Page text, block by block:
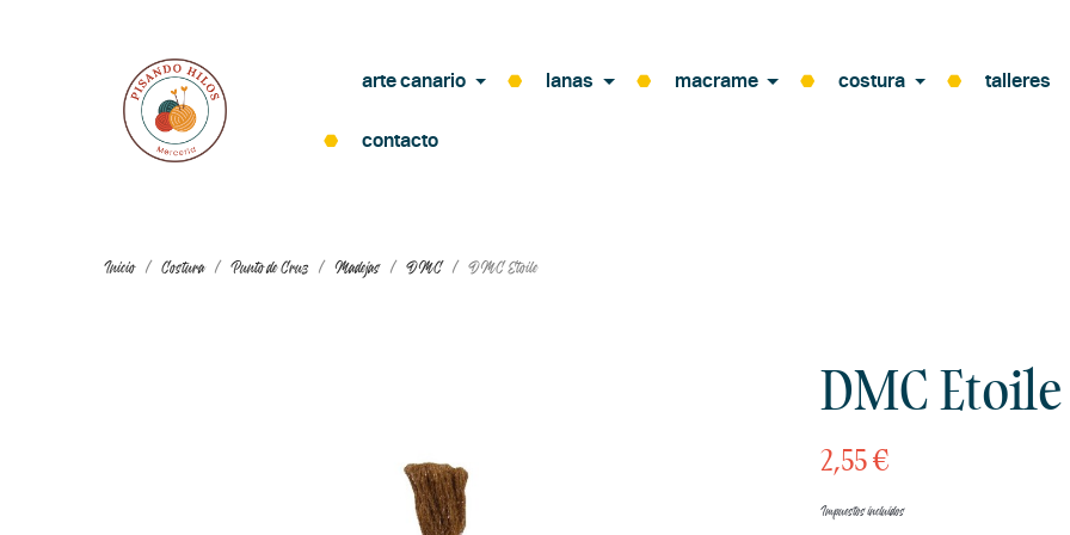
arte canario lanas macrame costura talleres
contacto
Inicio Costura Punto de Cruz Madejas DMC DMC Etoile
DMC Etoile
2,55 €
Impuestos incluidos